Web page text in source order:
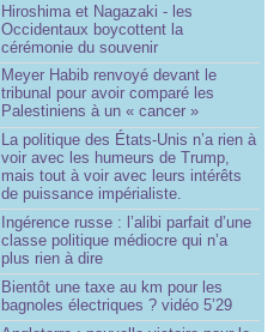
Hiroshima et Nagazaki - les
Occidentaux boycottent la
cérémonie du souvenir
Meyer Habib renvoyé devant le
tribunal pour avoir comparé les
Palestiniens à un « cancer »
La politique des États-Unis n’a rien à
voir avec les humeurs de Trump,
mais tout à voir avec leurs intérêts
de puissance impérialiste.
Ingérence russe : l’alibi parfait d’une
classe politique médiocre qui n’a
plus rien à dire
Bientôt une taxe au km pour les
bagnoles électriques ? vidéo 5’29